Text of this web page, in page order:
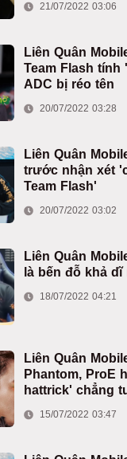
21/07/2022 03:06
Liên Quân
Team Flash tính
ADC bị réo tên
20/07/2022 03:28
Liên Quân
trước nhận xét
Team Flash'
20/07/2022 03:02
Liên Quân
là bến đỗ khả
18/07/2022 04:21
Liên Quân
Phantom, ProE
hattrick' chẳng
15/07/2022 03:47